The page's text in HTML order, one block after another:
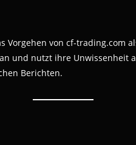
Vorgehen von cf-trading.com
und nutzt ihre Unwissenheit
Berichten.